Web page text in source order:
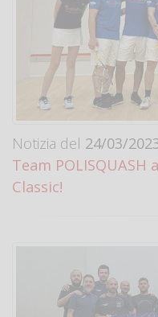
Notizia del 24/03/
Team POLISQUASH
Classic!